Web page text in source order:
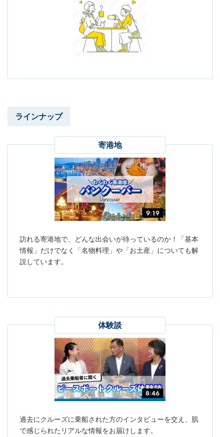
ラインナップ
寄港地
訪れる寄港地で、どんな出会いが待っているのか！「基本
情報」だけでなく「名物料理」や「お土産」についても解
説しています。
体験談
過去にクルーズに乗船された方のインタビューを交え、肌
で感じられたリアルな情報をお届けします。